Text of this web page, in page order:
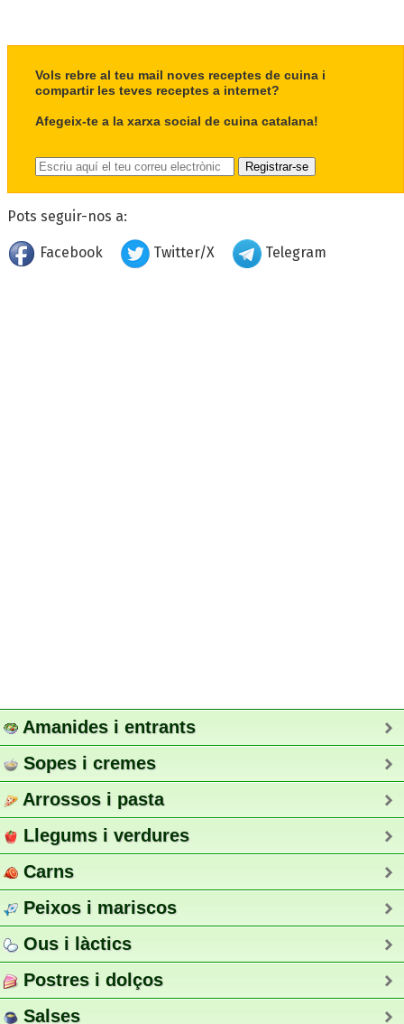
Vols rebre al teu mail noves receptes de cuina i
compartir les teves receptes a internet?
Afegeix-te a la xarxa social de cuina catalana!
Pots seguir-nos a:
Facebook Twitter/X Telegram
Amanides i entrants
Sopes i cremes
Arrossos i pasta
Llegums i verdures
Carns
Peixos i mariscos
Ous i làctics
Postres i dolços
Salses